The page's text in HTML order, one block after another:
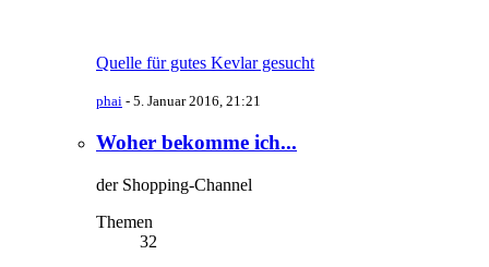
Quelle für gutes Kevlar gesucht
phai - 5. Januar 2016, 21:21
Woher bekomme ich...
der Shopping-Channel
Themen
32